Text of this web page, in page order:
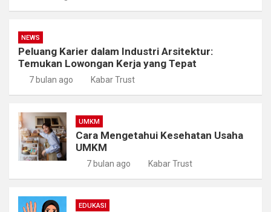
NEWS
Peluang Karier dalam Industri Arsitektur:
Temukan Lowongan Kerja yang Tepat
7 bulan ago Kabar Trust
UMKM
Cara Mengetahui Kesehatan Usaha
UMKM
7 bulan ago Kabar Trust
EDUKASI